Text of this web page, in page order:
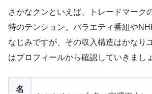
さかなクンといえば、トレードマーク
特のテンション。バラエティ番組や
なじみですが、その収入構造はかなり
はプロフィールから確認していきまし
名